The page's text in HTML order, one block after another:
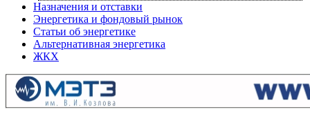
Назначения и отставки
Энергетика и фондовый рынок
Статьи об энергетике
Альтернативная энергетика
ЖКХ